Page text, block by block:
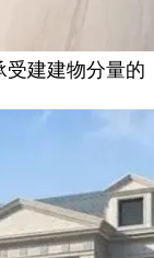
受建建物分量的